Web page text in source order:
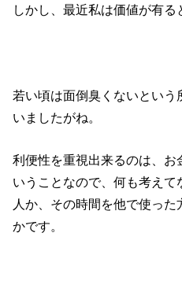
しかし、最近私は価値が有る
若い頃は面倒臭くないという
いましたがね。
利便性を重視出来るのは、お
いうことなので、何も考え
人か、その時間を他で使った
かです。